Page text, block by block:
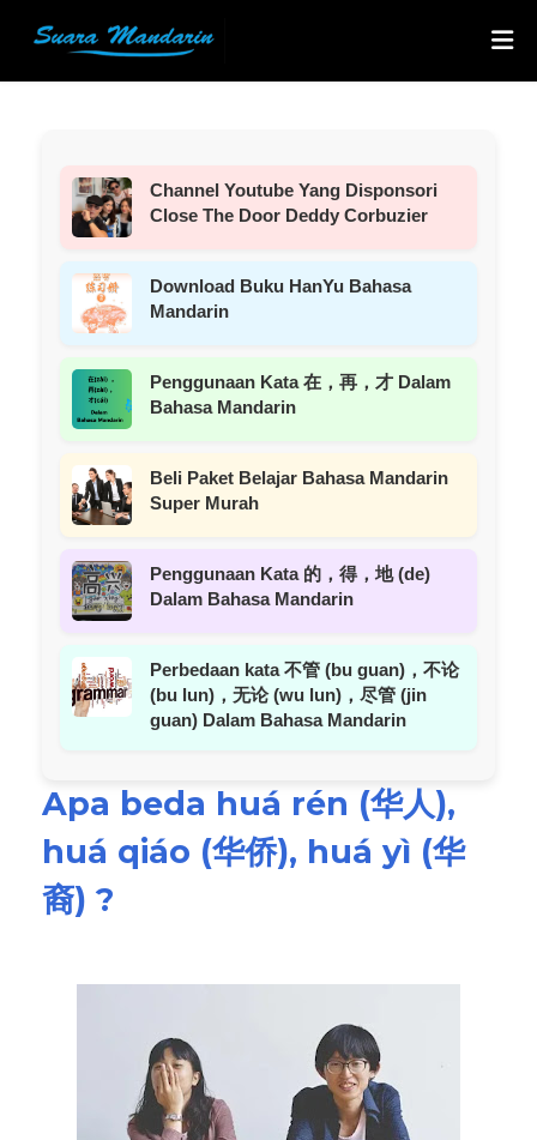
Channel Youtube Yang Disponsori
Close The Door Deddy Corbuzier
Download Buku HanYu Bahasa
Mandarin
Penggunaan Kata 在，再，才 Dalam
Bahasa Mandarin
Beli Paket Belajar Bahasa Mandarin
Super Murah
Penggunaan Kata 的，得，地 (de)
Dalam Bahasa Mandarin
Perbedaan kata 不管 (bu guan)，不论
(bu lun)，无论 (wu lun)，尽管 (jin
guan) Dalam Bahasa Mandarin
Apa beda huá rén (华人),
huá qiáo (华侨), huá yì (华
裔) ?